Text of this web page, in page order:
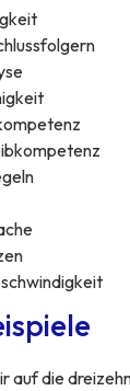
auf die